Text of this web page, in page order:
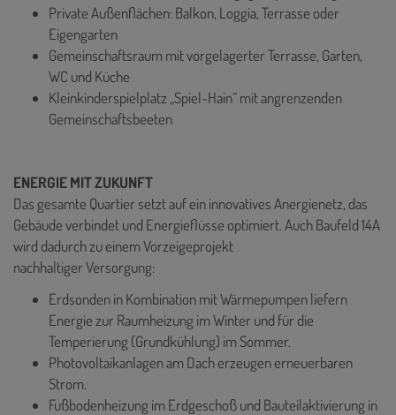
Private Außenflächen: Balkon, Loggia, Terrasse oder
Eigengarten
Gemeinschaftsraum mit vorgelagerter Terrasse, Garten,
WC und Küche
Kleinkinderspielplatz „Spiel-Hain“ mit angrenzenden
Gemeinschaftsbeeten
ENERGIE MIT ZUKUNFT
Das gesamte Quartier setzt auf ein innovatives Anergienetz, das
Gebäude verbindet und Energieflüsse optimiert. Auch Baufeld 14A
wird dadurch zu einem Vorzeigeprojekt
nachhaltiger Versorgung:
Erdsonden in Kombination mit Wärmepumpen liefern
Energie zur Raumheizung im Winter und für die
Temperierung (Grundkühlung) im Sommer.
Photovoltaikanlagen am Dach erzeugen erneuerbaren
Strom.
Fußbodenheizung im Erdgeschoß und Bauteilaktivierung in